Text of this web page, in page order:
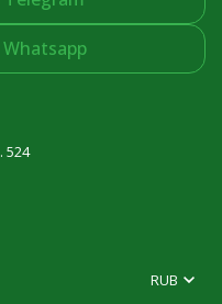
524
RUB